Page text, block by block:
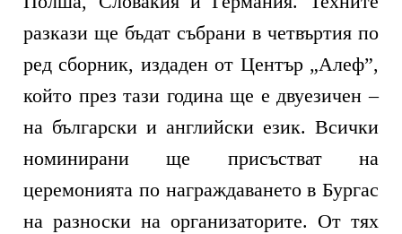
разкази ще бъдат събрани в четвъртия по
ред сборник, издаден от Център „Алеф”,
който през тази година ще е двуезичен –
на български и английски език. Всички
номинирани ще присъстват на
церемонията по награждаването в Бургас
на разноски на организаторите. От тях